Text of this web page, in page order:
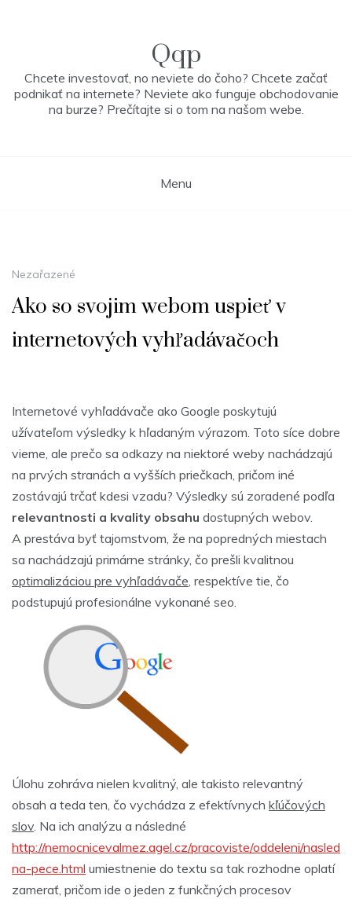
Qqp
Chcete investovať, no neviete do čoho? Chcete začať
podnikať na internete? Neviete ako funguje obchodovanie
na burze? Prečítajte si o tom na našom webe.
Menu
Nezařazené
Ako so svojim webom uspieť v
internetových vyhľadávačoch
Internetové vyhľadávače ako Google poskytujú
užívateľom výsledky k hľadaným výrazom. Toto síce dobre
vieme, ale prečo sa odkazy na niektoré weby nachádzajú
na prvých stranách a vyšších priečkach, pričom iné
zostávajú trčať kdesi vzadu? Výsledky sú zoradené podľa
relevantnosti a kvality obsahu dostupných webov.
A prestáva byť tajomstvom, že na popredných miestach
sa nachádzajú primárne stránky, čo prešli kvalitnou
optimalizáciou pre vyhľadávače, respektíve tie, čo
podstupujú profesionálne vykonané seo.
Úlohu zohráva nielen kvalitný, ale takisto relevantný
obsah a teda ten, čo vychádza z efektívnych kľúčových
slov. Na ich analýzu a následné
http://nemocnicevalmez.agel.cz/pracoviste/oddeleni/nasled
na-pece.html umiestnenie do textu sa tak rozhodne oplatí
zamerať, pričom ide o jeden z funkčných procesov